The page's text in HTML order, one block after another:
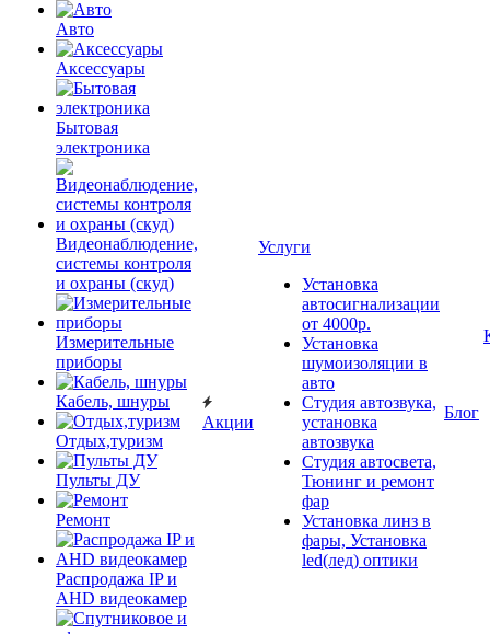
Авто
Аксессуары
Бытовая
электроника
Видеонаблюдение,
системы контроля
и охраны (скуд)
Измерительные
приборы
Кабель, шнуры
Отдых,туризм
Пульты ДУ
Ремонт
Распродажа IP и
AHD видеокамер
Акции
Услуги
Установка
автосигнализации
от 4000р.
Установка
шумоизоляции в
авто
Студия автозвука,
установка
автозвука
Студия автосвета,
Тюнинг и ремонт
фар
Установка линз в
фары, Установка
led(лед) оптики
Блог